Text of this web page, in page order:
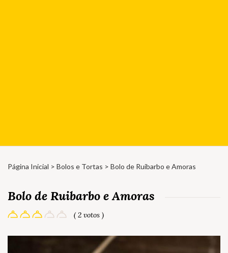
Página Inicial > Bolos e Tortas > Bolo de Ruibarbo e Amoras
Bolo de Ruibarbo e Amoras
( 2 votos )